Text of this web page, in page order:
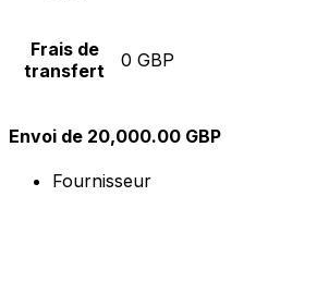
Frais de
transfert
0 GBP
Envoi de 20,000.00 GBP
Fournisseur